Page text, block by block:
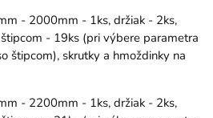
- 2000mm - 1ks, držiak - 2ks,
- 19ks (pri výbere parametra
štipcom), skrutky a hmoždinky na
- 2200mm - 1ks, držiak - 2ks,